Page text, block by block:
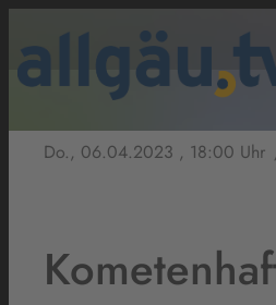
Do., 06.04.2023 , 18:00 Uhr